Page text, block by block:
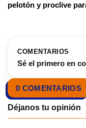
pelotón y proclive
COMENTARIOS
Sé el primero en
0 COMENTARIOS